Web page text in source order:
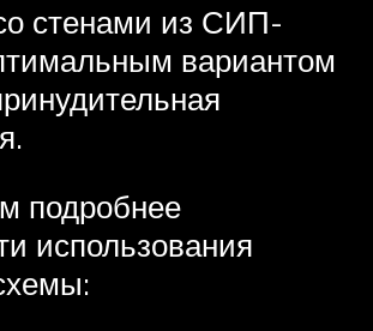
стенами из СИП-
вариантом
подробнее
использования